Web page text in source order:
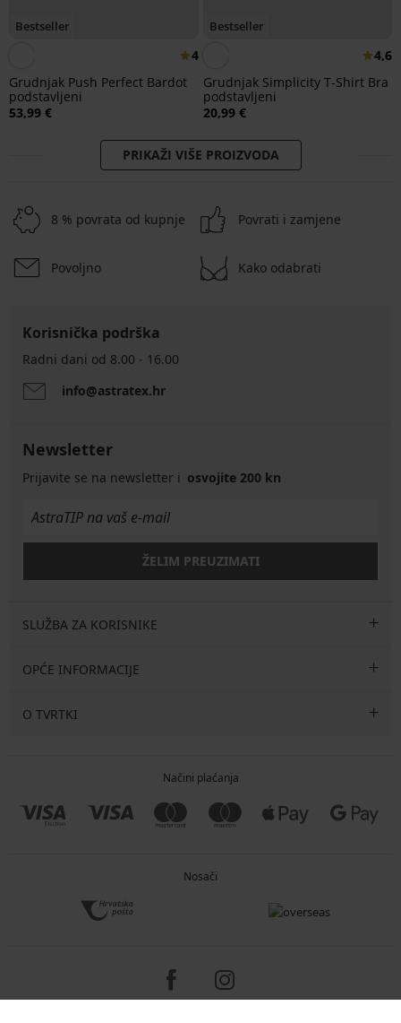
Bestseller
4
Grudnjak Push Perfect Bardot
podstavljeni
53,99 €
Bestseller
4,6
Grudnjak Simplicity T-Shirt Bra
podstavljeni
20,99 €
PRIKAŽI VIŠE PROIZVODA
8 % povrata od kupnje Povrati i zamjene
Povoljno Kako odabrati
Korisnička podrška
Radni dani od 8.00 - 16.00
info@astratex.hr
Newsletter
Prijavite se na newsletter i osvojite 200 kn
ŽELIM PREUZIMATI
SLUŽBA ZA KORISNIKE
OPĆE INFORMACIJE
O TVRTKI
Načini plaćanja
Nosači